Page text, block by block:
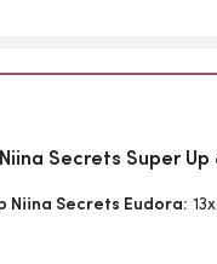
Secrets Super Up
Niina Secrets Eudora: